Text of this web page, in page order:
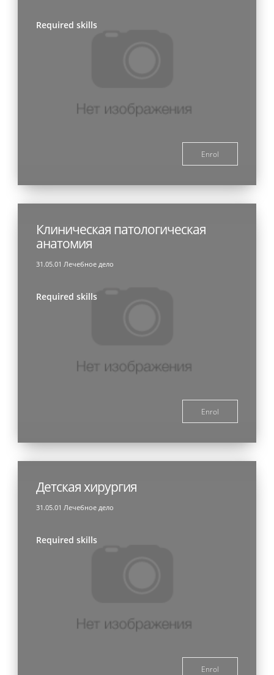
Required skills
Enrol
Клиническая патологическая
анатомия
31.05.01 Лечебное дело
Required skills
Enrol
Детская хирургия
31.05.01 Лечебное дело
Required skills
Enrol